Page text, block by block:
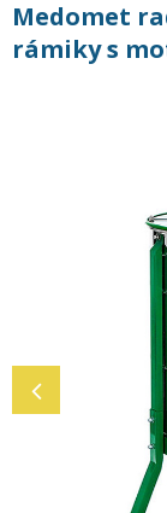
Medomet
rámiky s